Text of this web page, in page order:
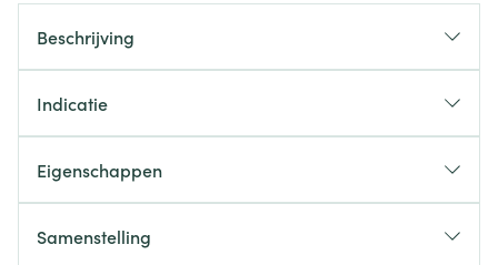
Beschrijving
Indicatie
Eigenschappen
Samenstelling